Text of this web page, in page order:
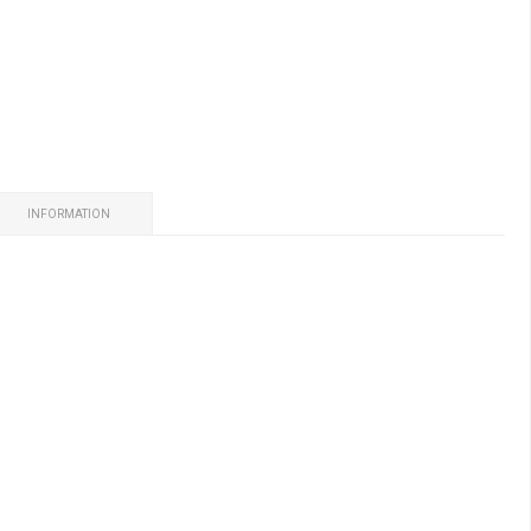
INFORMATION